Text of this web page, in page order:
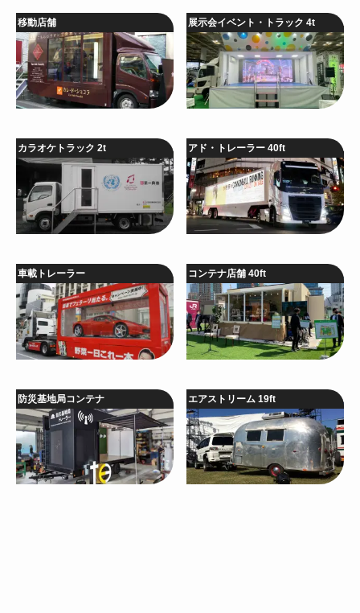
移動店舗 展示会イベント・トラック 4t
カラオケトラック 2t アド・トレーラー 40ft
車載トレーラー コンテナ店舗 40ft
防災基地局コンテナ エアストリーム 19ft